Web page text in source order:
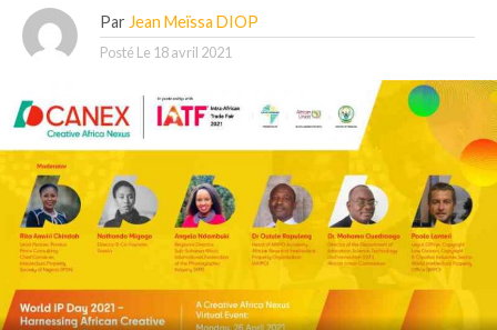
Par Jean Meïssa DIOP
Posté Le 18 avril 2021